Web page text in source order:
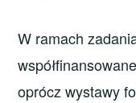
W ramach
oprócz wystawy